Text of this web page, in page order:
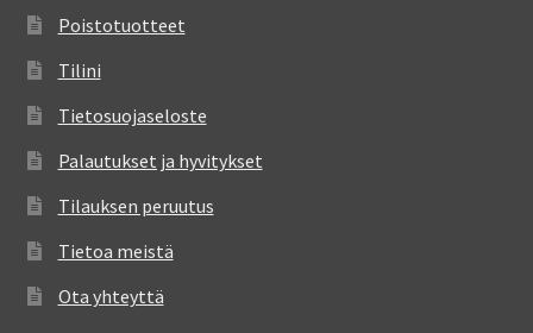
Poistotuotteet
Tilini
Tietosuojaseloste
Palautukset ja hyvitykset
Tilauksen peruutus
Tietoa meistä
Ota yhteyttä